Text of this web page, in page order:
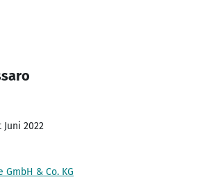
2022
& Co. KG